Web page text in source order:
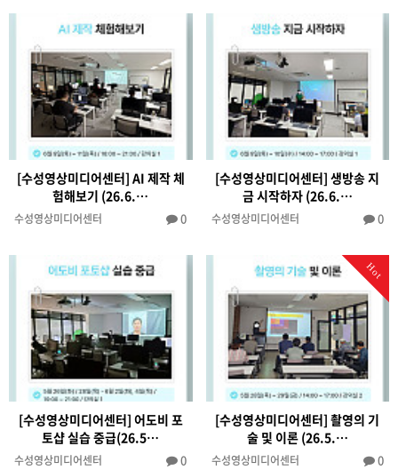
[수성영상미디어센터] AI 제작 체
험해보기 (26.6.…
수성영상미디어센터 0
[수성영상미디어센터] 생방송 지
금 시작하자 (26.6.…
수성영상미디어센터 0
[수성영상미디어센터] 어도비 포
토샵 실습 중급(26.5…
수성영상미디어센터 0
Hot
[수성영상미디어센터] 촬영의 기
술 및 이론 (26.5.…
수성영상미디어센터 0